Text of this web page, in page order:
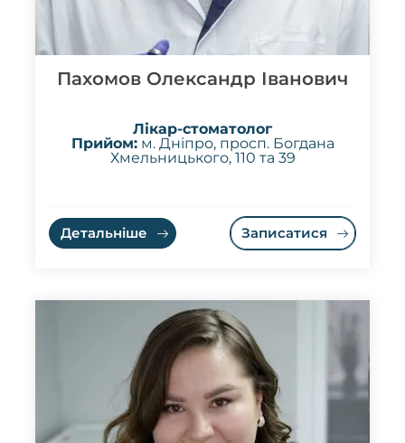
Пахомов Олександр Іванович
Лікар-стоматолог
Прийом:м. Дніпро, просп. Богдана
Хмельницького, 110 та 39
Детальніше Записатися